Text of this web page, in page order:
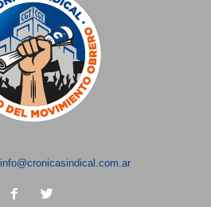
info@cronicasindical.com.ar